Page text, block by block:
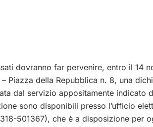
dovranno far pervenire, entro il 14
Piazza della Repubblica n. 8, una
dal servizio appositamente indicato
sono disponibili presso l’ufficio
501367), che è a disposizione per